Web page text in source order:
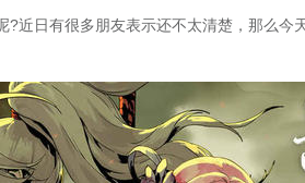
日有很多朋友表示还不太清楚，那么今